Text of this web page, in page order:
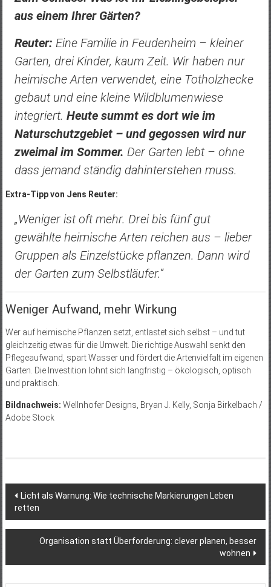
aus einem Ihrer Gärten?
Reuter: Eine Familie in Feudenheim – kleiner
Garten, drei Kinder, kaum Zeit. Wir haben nur
heimische Arten verwendet, eine Totholzhecke
gebaut und eine kleine Wildblumenwiese
integriert. Heute summt es dort wie im
Naturschutzgebiet – und gegossen wird nur
zweimal im Sommer. Der Garten lebt – ohne
dass jemand ständig dahinterstehen muss.
Extra-Tipp von Jens Reuter:
„Weniger ist oft mehr. Drei bis fünf gut
gewählte heimische Arten reichen aus – lieber
Gruppen als Einzelstücke pflanzen. Dann wird
der Garten zum Selbstläufer.“
Weniger Aufwand, mehr Wirkung
Wer auf heimische Pflanzen setzt, entlastet sich selbst – und tut
gleichzeitig etwas für die Umwelt. Die richtige Auswahl senkt den
Pflegeaufwand, spart Wasser und fördert die Artenvielfalt im eigenen
Garten. Die Investition lohnt sich langfristig – ökologisch, optisch
und praktisch.
Bildnachweis: WellnhoferDesigns, Bryan J. Kelly, Sonja Birkelbach /
Adobe Stock
Beitragsnavigation
Licht als Warnung: Wie technische Markierungen Leben
retten
Organisation statt Überforderung: clever planen, besser
wohnen